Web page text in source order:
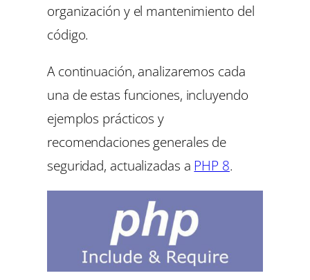
organización y el mantenimiento del
código.
A continuación, analizaremos cada
una de estas funciones, incluyendo
ejemplos prácticos y
recomendaciones generales de
seguridad, actualizadas a PHP 8.